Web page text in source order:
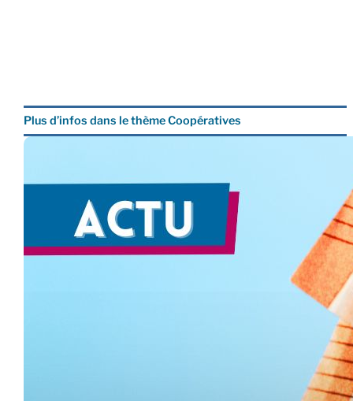
Plus d’infos dans le thème Coopératives